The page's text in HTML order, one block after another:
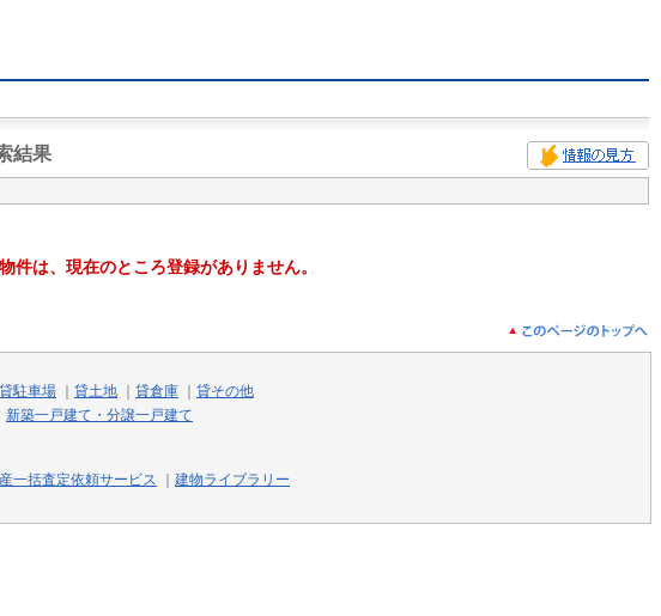
結果
件は、現在のところ登録がありません。
貸駐車場 貸土地 貸倉庫
貸その他
新築一戸建て・分譲一戸建て
一括査定依頼サービス
建物ライブラリー